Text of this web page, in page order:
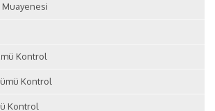
Muayenesi
Kontrol
Kontrol
Kontrol